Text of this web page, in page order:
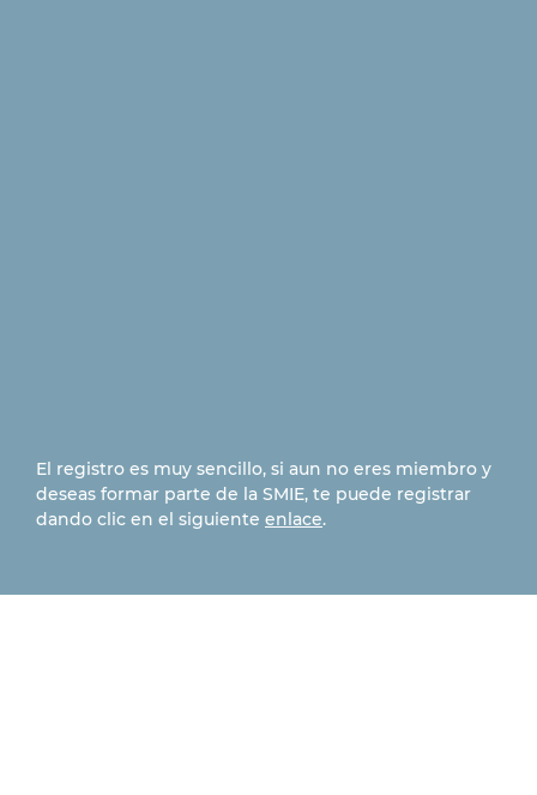
El registro es muy sencillo, si aun no eres miembro y
deseas formar parte de la SMIE, te puede registrar
dando clic en el siguiente enlace.